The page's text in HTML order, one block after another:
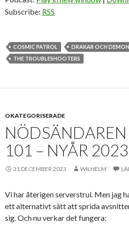
Subscribe: RSS
COSMIC PATROL DRAKAR OCH
THE TROUBLESHOOTERS
OKATEGORISERADE
101 – NYÅR 2023
31 DECEMBER 2023 WILHELM
Vi har återigen serverstrul. Men jag
ett alternativt sätt att sprida
sig. Och nu verkar det fungera: